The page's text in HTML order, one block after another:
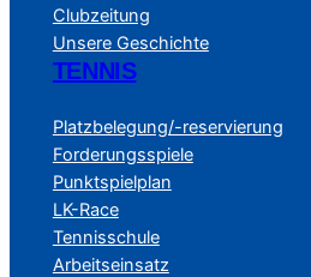
Clubzeitung
Unsere Geschichte
TENNIS
Platzbelegung/-reservierung
Forderungsspiele
Punktspielplan
LK-Race
Tennisschule
Arbeitseinsatz